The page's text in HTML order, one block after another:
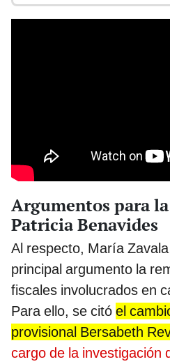
Argumentos para
Patricia Benavides
Al respecto, María
principal argumento la
fiscales involucrados en
Para ello, se citó el
provisional Bersabeth
cargo de la investigación